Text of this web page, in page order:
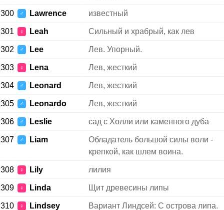
300 ♂ Lawrence известный
301 ♀ Leah Сильный и храбрый, как лев
302 ♂ Lee Лев. Упорный.
303 ♀ Lena Лев, жесткий
304 ♂ Leonard Лев, жесткий
305 ♂ Leonardo Лев, жесткий
306 ♂ Leslie сад с Холли или каменного дуба
307 ♂ Liam
Обладатель большой силы воли -
крепкой, как шлем воина.
308 ♀ Lily лилия
309 ♀ Linda Щит древесины липы
310 ♀ Lindsey
Вариант Линдсей: С острова липа.